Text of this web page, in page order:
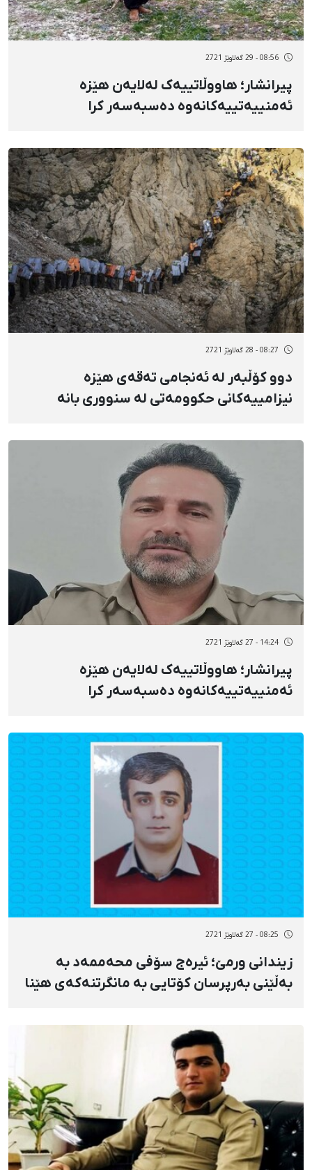
08:56 - 29 گەلاوێژ 2721
پیرانشار؛ هاووڵاتییەک لەلایەن هێزە
ئەمنییەتییەکانەوە دەسبەسەر کرا
08:27 - 28 گەلاوێژ 2721
دوو کۆڵبەر لە ئەنجامی تەقەی هێزە
نیزامییەکانی حکوومەتی لە سنووری بانە
14:24 - 27 گەلاوێژ 2721
پیرانشار؛ هاووڵاتییەک لەلایەن هێزە
ئەمنییەتییەکانەوە دەسبەسەر کرا
08:25 - 27 گەلاوێژ 2721
زیندانی ورمێ؛ ئیرەج سۆفی محەممەد بە
بەڵێنی بەرپرسان کۆتایی بە مانگرتنەکەی هێنا